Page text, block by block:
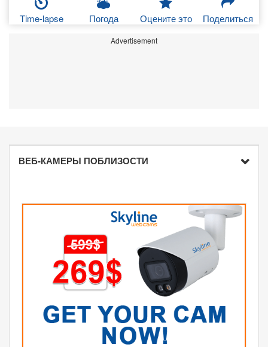
Time-lapse Погода Оцените это Поделиться
Advertisement
ВЕБ-КАМЕРЫ ПОБЛИЗОСТИ